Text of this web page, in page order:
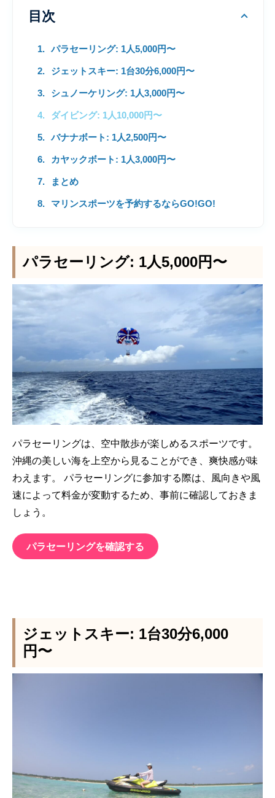
目次
パラセーリング: 1人5,000円〜
ジェットスキー: 1台30分6,000円〜
シュノーケリング: 1人3,000円〜
ダイビング: 1人10,000円〜
バナナボート: 1人2,500円〜
カヤックボート: 1人3,000円〜
まとめ
マリンスポーツを予約するならGO!GO!
パラセーリング: 1人5,000円〜
パラセーリングは、空中散歩が楽しめるスポーツです。
沖縄の美しい海を上空から見ることができ、爽快感が味
わえます。 パラセーリングに参加する際は、風向きや風
速によって料金が変動するため、事前に確認しておきま
しょう。
パラセーリングを確認する
ジェットスキー: 1台30分6,000
円〜